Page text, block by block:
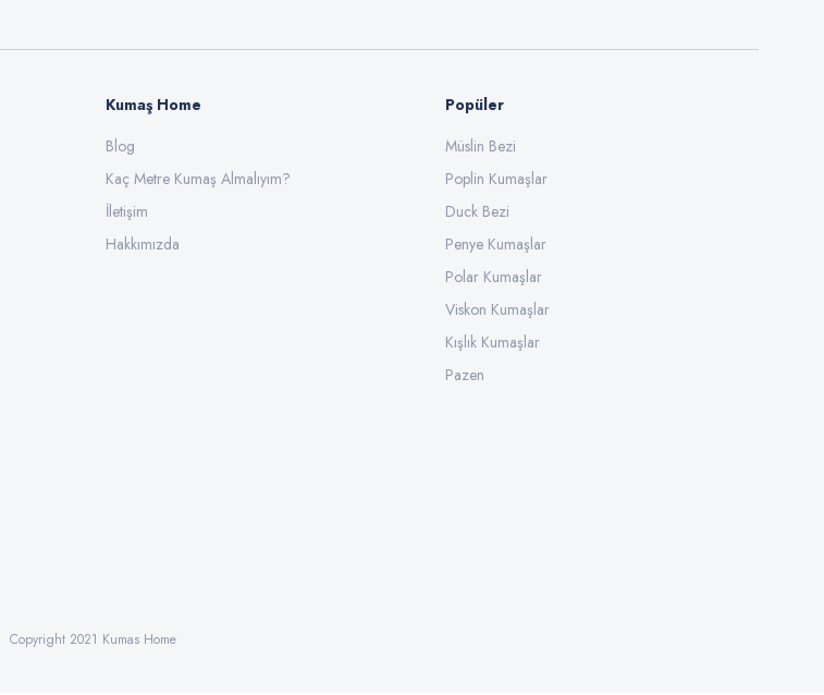
Gönder
Kumaş Home
Blog
Kaç Metre Kumaş Almalıyım?
İletişim
Hakkımızda
Popüler
Müslin Bezi
Poplin Kumaşlar
Duck Bezi
Penye Kumaşlar
Polar Kumaşlar
Viskon Kumaşlar
Kışlık Kumaşlar
Pazen
Copyright 2021 Kumas Home